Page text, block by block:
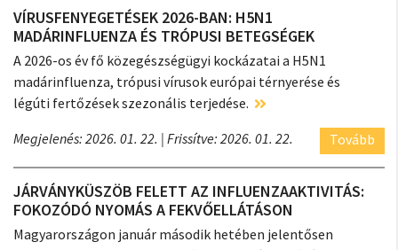
VÍRUSFENYEGETÉSEK 2026-BAN: H5N1
MADÁRINFLUENZA ÉS TRÓPUSI BETEGSÉGEK
A 2026-os év fő közegészségügyi kockázatai a H5N1
madárinfluenza, trópusi vírusok európai térnyerése és
légúti fertőzések szezonális terjedése.
Megjelenés: 2026. 01. 22. | Frissítve: 2026. 01. 22. Tovább
JÁRVÁNYKÜSZÖB FELETT AZ INFLUENZAAKTIVITÁS:
FOKOZÓDÓ NYOMÁS A FEKVŐELLÁTÁSON
Magyarországon január második hetében jelentősen